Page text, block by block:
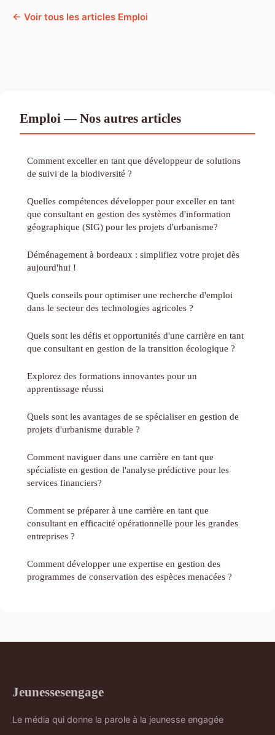
← Voir tous les articles Emploi
Emploi — Nos autres articles
Comment exceller en tant que développeur de solutions
de suivi de la biodiversité ?
Quelles compétences développer pour exceller en tant
que consultant en gestion des systèmes d'information
géographique (SIG) pour les projets d'urbanisme?
Déménagement à bordeaux : simplifiez votre projet dès
aujourd'hui !
Quels conseils pour optimiser une recherche d'emploi
dans le secteur des technologies agricoles ?
Quels sont les défis et opportunités d'une carrière en tant
que consultant en gestion de la transition écologique ?
Explorez des formations innovantes pour un
apprentissage réussi
Quels sont les avantages de se spécialiser en gestion de
projets d'urbanisme durable ?
Comment naviguer dans une carrière en tant que
spécialiste en gestion de l'analyse prédictive pour les
services financiers?
Comment se préparer à une carrière en tant que
consultant en efficacité opérationnelle pour les grandes
entreprises ?
Comment développer une expertise en gestion des
programmes de conservation des espèces menacées ?
Jeunessesengage
Le média qui donne la parole à la jeunesse engagée